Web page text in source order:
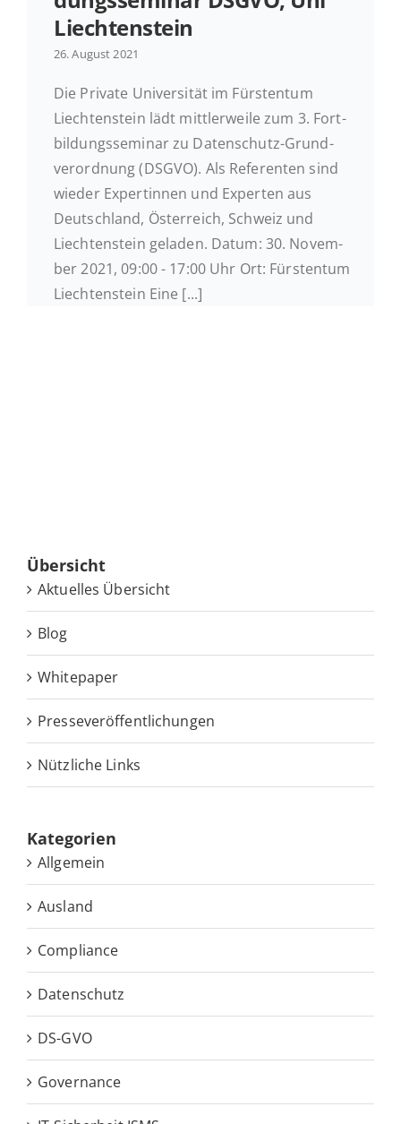
Kontakt
Liechtenstein
26. August 2021
Die Private Uni­ver­si­tät im Fürs­ten­tum
Liech­ten­stein lädt mitt­ler­wei­le zum 3. Fort­
bil­dungs­se­mi­nar zu Daten­schutz-Grund­
ver­ord­nung (DSGVO). Als Re­fe­ren­ten sind
wieder Ex­per­tin­nen und Ex­per­ten aus
Deutsch­land, Ös­ter­reich, Schweiz und
Liech­ten­stein geladen. Datum: 30. No­vem­
ber 2021, 09:00 - 17:00 Uhr Ort: Fürs­ten­tum
Liech­ten­stein Eine [...]
Über­sicht
Ak­tu­el­les Übersicht
Blog
White­pa­per
Pres­se­ver­öf­fent­li­chun­gen
Nütz­li­che Links
Ka­te­go­rien
Allgemein
Ausland
Compliance
Datenschutz
DS-GVO
Governance